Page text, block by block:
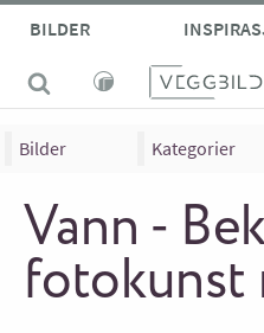
BILDER
Bilder Kategorier
Vann -
fotokunst